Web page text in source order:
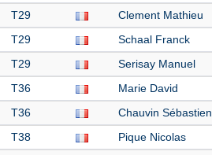
T29 Clement Mathieu
T29 Schaal Franck
T29 Serisay Manuel
T36 Marie David
T36 Chauvin Sébastien
T38 Pique Nicolas